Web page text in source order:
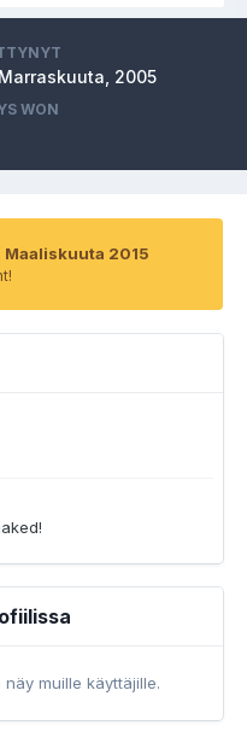
2005
WON
Maaliskuuta 2015
muille käyttäjille.